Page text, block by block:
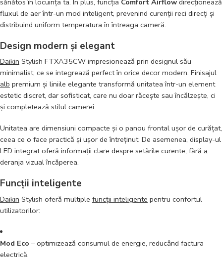
fluxul de aer într-un mod inteligent, prevenind curenții reci direcți și
distribuind uniform temperatura în întreaga cameră.
Design modern și elegant
Daikin Stylish FTXA35CW impresionează prin designul său
minimalist, ce se integrează perfect în orice decor modern. Finisajul
alb premium și liniile elegante transformă unitatea într-un element
estetic discret, dar sofisticat, care nu doar răcește sau încălzește, ci
și completează stilul camerei.
Unitatea are dimensiuni compacte și o panou frontal ușor de curățat,
ceea ce o face practică și ușor de întreținut. De asemenea, display-ul
LED integrat oferă informații clare despre setările curente, fără a
deranja vizual încăperea.
Funcții inteligente
Daikin Stylish oferă multiple funcții inteligente pentru confortul
utilizatorilor:
Mod Eco – optimizează consumul de energie, reducând factura
electrică.